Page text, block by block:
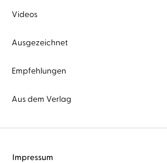
Videos
Ausgezeichnet
Empfehlungen
Aus dem Verlag
Impressum